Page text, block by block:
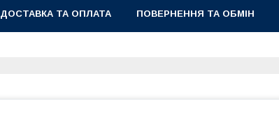
ДОСТАВКА ТА ОПЛАТА ПОВЕРНЕННЯ ТА ОБМІН